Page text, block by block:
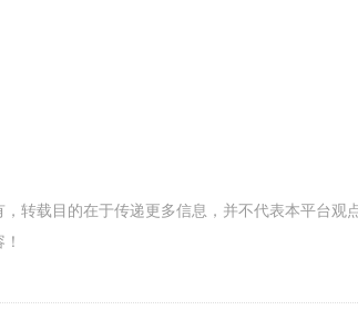
转载目的在于传递更多信息，并不代表本平台观